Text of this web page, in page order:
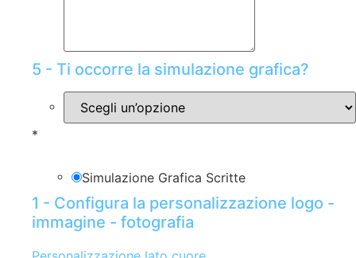
5 - Ti occorre la simulazione grafica?
*
Simulazione Grafica Scritte
1 - Configura la personalizzazione logo -
immagine - fotografia